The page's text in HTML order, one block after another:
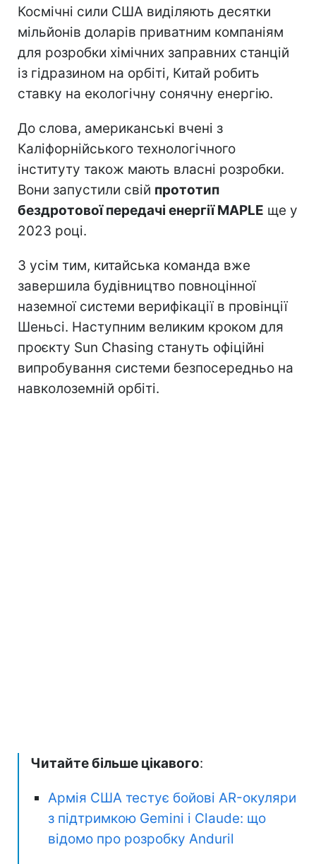
Космічні сили США виділяють десятки
мільйонів доларів приватним компаніям
для розробки хімічних заправних станцій
із гідразином на орбіті, Китай робить
ставку на екологічну сонячну енергію.
До слова, американські вчені з
Каліфорнійського технологічного
інституту також мають власні розробки.
Вони запустили свій прототип
бездротової передачі енергії MAPLE ще у
2023 році.
З усім тим, китайська команда вже
завершила будівництво повноцінної
наземної системи верифікації в провінції
Шеньсі. Наступним великим кроком для
проєкту Sun Chasing стануть офіційні
випробування системи безпосередньо на
навколоземній орбіті.
Читайте більше цікавого:
Армія США тестує бойові AR-окуляри
з підтримкою Gemini і Claude: що
відомо про розробку Anduril